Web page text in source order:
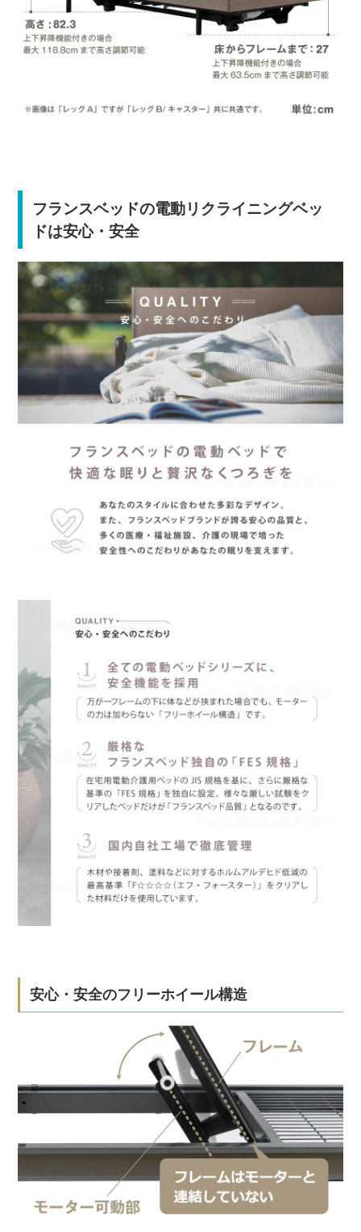
フランスベッドの電動リクライニングベッ
ドは安心・安全
安心・安全のフリーホイール構造